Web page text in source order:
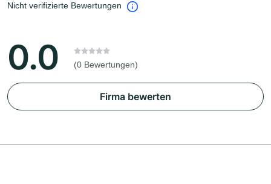
Nicht verifizierte Bewertungen
0.0 (0 Bewertungen)
Firma bewerten